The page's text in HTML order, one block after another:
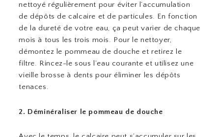
nettoyé régulièrement pour éviter l’accumulation
de dépôts de calcaire et de particules. En fonction
de la dureté de votre eau, ça peut varier de chaque
mois à tous les trois mois. Pour le nettoyer,
démontez le pommeau de douche et retirez le
filtre. Rincez-le sous l’eau courante et utilisez une
vieille brosse à dents pour éliminer les dépôts
tenaces.
2. Déminéraliser le pommeau de douche